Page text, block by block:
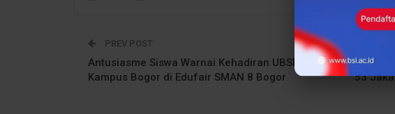
PREV POST
Antusiasme Siswa Warnai Kehadiran UBSI
Kampus Bogor di Edufair SMAN 8 Bogor
Tampil
53